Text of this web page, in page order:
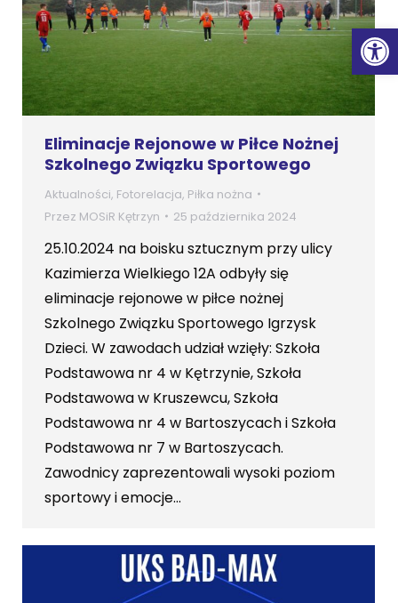
Eliminacje Rejonowe w Piłce Nożnej
Szkolnego Związku Sportowego
Aktualności, Fotorelacja, Piłka nożna
Przez MOSiR Kętrzyn 25 października 2024
25.10.2024 na boisku sztucznym przy ulicy
Kazimierza Wielkiego 12A odbyły się
eliminacje rejonowe w piłce nożnej
Szkolnego Związku Sportowego Igrzysk
Dzieci. W zawodach udział wzięły: Szkoła
Podstawowa nr 4 w Kętrzynie, Szkoła
Podstawowa w Kruszewcu, Szkoła
Podstawowa nr 4 w Bartoszycach i Szkoła
Podstawowa nr 7 w Bartoszycach.
Zawodnicy zaprezentowali wysoki poziom
sportowy i emocje…